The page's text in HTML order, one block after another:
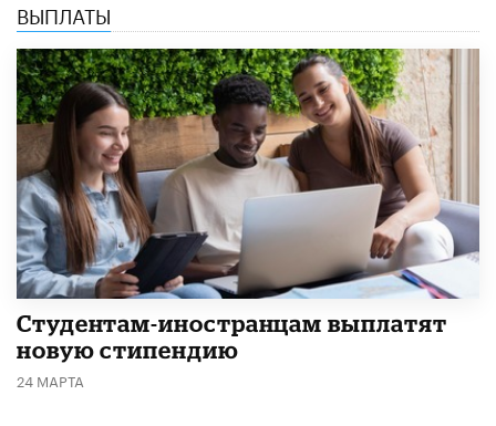
ВЫПЛАТЫ
Студентам-иностранцам выплатят
новую стипендию
24 МАРТА